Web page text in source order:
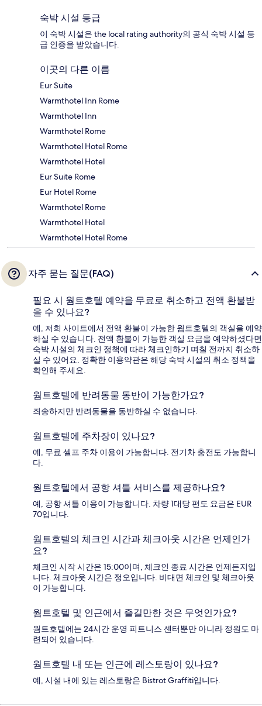
숙박 시설 등급
이 숙박 시설은 the local rating authority의 공식 숙박 시설 등
급 인증을 받았습니다.
이곳의 다른 이름
Eur Suite
Warmthotel Inn Rome
Warmthotel Inn
Warmthotel Rome
Warmthotel Hotel Rome
Warmthotel Hotel
Eur Suite Rome
Eur Hotel Rome
Warmthotel Rome
Warmthotel Hotel
Warmthotel Hotel Rome
자주 묻는 질문(FAQ)
필요 시 웜트호텔 예약을 무료로 취소하고 전액 환불받
을 수 있나요?
예, 저희 사이트에서 전액 환불이 가능한 웜트호텔의 객실을 예약
하실 수 있습니다. 전액 환불이 가능한 객실 요금을 예약하셨다면
숙박 시설의 체크인 정책에 따라 체크인하기 며칠 전까지 취소하
실 수 있어요. 정확한 이용약관은 해당 숙박 시설의 취소 정책을
확인해 주세요.
웜트호텔에 반려동물 동반이 가능한가요?
죄송하지만 반려동물을 동반하실 수 없습니다.
웜트호텔에 주차장이 있나요?
예, 무료 셀프 주차 이용이 가능합니다. 전기차 충전도 가능합니
다.
웜트호텔에서 공항 셔틀 서비스를 제공하나요?
예, 공항 셔틀 이용이 가능합니다. 차량 1대당 편도 요금은 EUR
70입니다.
웜트호텔의 체크인 시간과 체크아웃 시간은 언제인가
요?
체크인 시작 시간은 15:00이며, 체크인 종료 시간은 언제든지입
니다. 체크아웃 시간은 정오입니다. 비대면 체크인 및 체크아웃
이 가능합니다.
웜트호텔 및 인근에서 즐길만한 것은 무엇인가요?
웜트호텔에는 24시간 운영 피트니스 센터뿐만 아니라 정원도 마
련되어 있습니다.
웜트호텔 내 또는 인근에 레스토랑이 있나요?
예, 시설 내에 있는 레스토랑은 Bistrot Graffiti입니다.